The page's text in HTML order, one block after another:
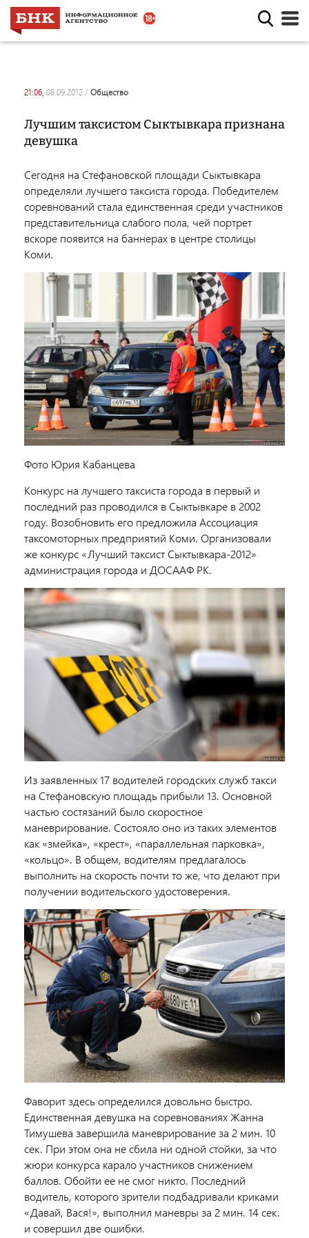
21:06, 08.09.2012 / общество
Лучшим таксистом Сыктывкара признана
девушка
Сегодня на Стефановской площади Сыктывкара
определяли лучшего таксиста города. Победителем
соревнований стала единственная среди участников
представительница слабого пола, чей портрет
вскоре появится на баннерах в центре столицы
Коми.
Фото Юрия Кабанцева
Конкурс на лучшего таксиста города в первый и
последний раз проводился в Сыктывкаре в 2002
году. Возобновить его предложила Ассоциация
таксомоторных предприятий Коми. Организовали
же конкурс «Лучший таксист Сыктывкара-2012»
администрация города и ДОСААФ РК.
Из заявленных 17 водителей городских служб такси
на Стефановскую площадь прибыли 13. Основной
частью состязаний было скоростное
маневрирование. Состояло оно из таких элементов
как «змейка», «крест», «параллельная парковка»,
«кольцо». В общем, водителям предлагалось
выполнить на скорость почти то же, что делают при
получении водительского удостоверения.
Фаворит здесь определился довольно быстро.
Единственная девушка на соревнованиях Жанна
Тимушева завершила маневрирование за 2 мин. 10
сек. При этом она не сбила ни одной стойки, за что
жюри конкурса карало участников снижением
баллов. Обойти ее не смог никто. Последний
водитель, которого зрители подбадривали криками
«Давай, Вася!», выполнил маневры за 2 мин. 14 сек.
и совершил две ошибки.